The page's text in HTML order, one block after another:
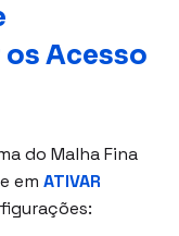
Acesso
do Malha Fina
em ATIVAR